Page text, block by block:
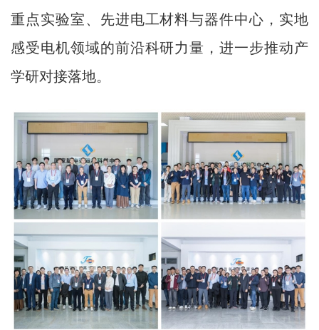
重点实验室、先进电工材料与器件中心，实地
感受电机领域的前沿科研力量，进一步推动产
学研对接落地。